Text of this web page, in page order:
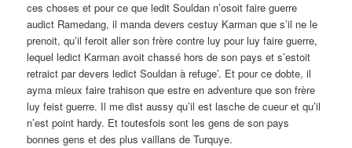
ces choses et pour ce que ledit Souldan n’osoit faire guerre
audict Ramedang, il manda devers cestuy Karman que s’il ne le
prenoit, qu’il feroit aller son frère contre luy pour luy faire guerre,
lequel ledict Karman avoit chassé hors de son pays et s’estoit
retraict par devers ledict Souldan à refuge’. Et pour ce dobte, il
ayma mieux faire trahison que estre en adventure que son frère
luy feist guerre. Il me dist aussy qu’il est lasche de cueur et qu’il
n’est point hardy. Et toutesfois sont les gens de son pays
bonnes gens et des plus vaillans de Turquye.